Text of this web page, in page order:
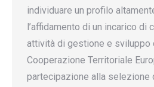
individuare un profilo
l’affidamento di un incarico di
attività di gestione e sviluppo
Cooperazione Territoriale
partecipazione alla selezione